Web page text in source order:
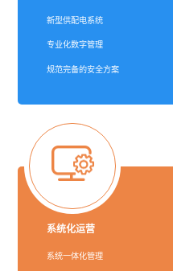
新型供配电系统
专业化数字管理
规范完备的安全方案
系统化运营
系统一体化管理